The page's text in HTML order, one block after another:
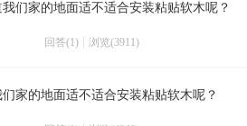
们家的地面适不适合安装粘贴软木呢？
回答(1) 浏览(3911)
家的地面适不适合安装粘贴软木呢？